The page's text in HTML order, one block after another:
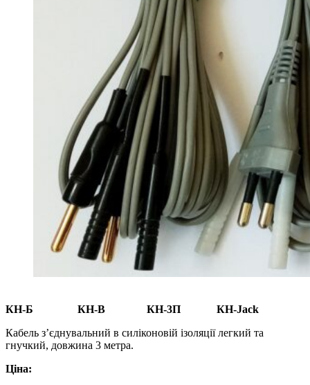
КН-Б
КН-В КН-3П КН-Jack
Кабель з’єднувальний в силіконовій ізоляції легкий та
гнучкий, довжина 3 метра.
Ціна: